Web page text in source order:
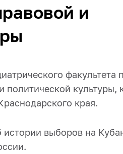
и
факультета
культуры,
края.
истории выборов на